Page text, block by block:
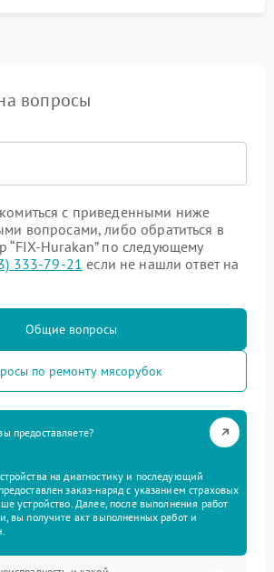
вопросы
с приведенными ниже
вопросами, либо обратиться в
“FIX-Hurakan” по следующему
333-79-21 если не нашли ответ на
Общие вопросы
по ремонту мясорубок
предоставляете?
на диагностику и последующий
заказ-наряд с указанием страховых
устройство. Далее, после выполнения работ
вы получите акт выполненных работ и